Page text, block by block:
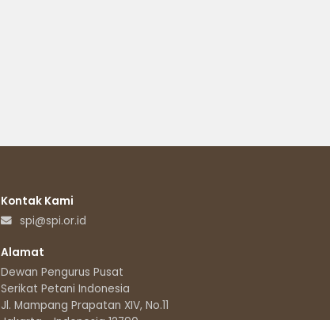
Kontak Kami
spi@spi.or.id
Alamat
Dewan Pengurus Pusat
Serikat Petani Indonesia
Jl. Mampang Prapatan XIV, No.11